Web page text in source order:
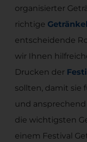
organisierter
richtige
entscheidende
wir Ihnen
Drucken der
sollten, damit sie
und
die wichtigsten
einem Festival